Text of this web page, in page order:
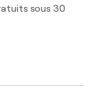
sous 30